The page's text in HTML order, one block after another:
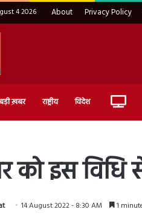
4 2026 About Privacy Policy
ख़बर राष्ट्रीय विदेश Live
को इस
14 August 2022 - 8:30 AM 1